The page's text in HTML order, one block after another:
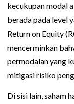
kecukupan modal
berada pada level
Return on Equity
mencerminkan
permodalan yang
mitigasi risiko
Di sisi lain, saham